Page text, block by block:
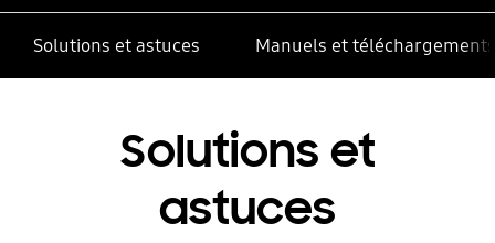
Solutions et astuces Manuels et téléchargements
Solutions et
astuces